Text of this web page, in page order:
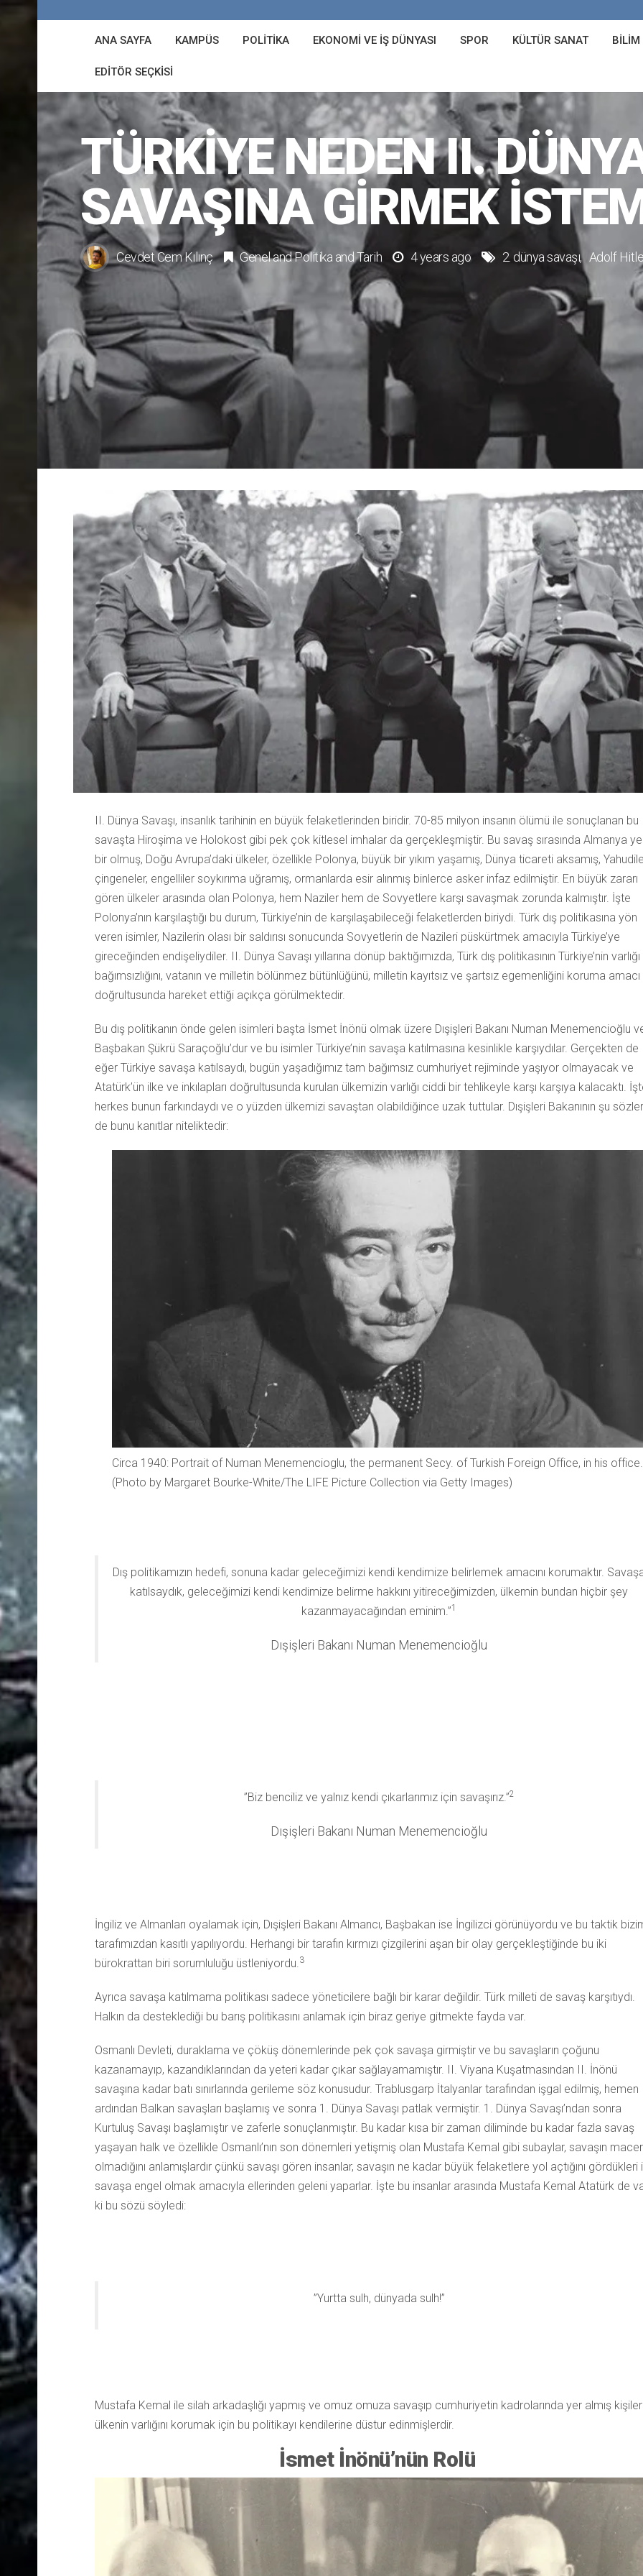
ANA SAYFA KAMPÜS POLITIKA EKONOMI VE İŞ DÜNYASI SPOR KÜLTÜR SANAT BILIM
EDITÖR SEÇKISI
TÜRKIYE NEDEN II.
SAVAŞINA GIRMEK
Cevdet Cem Kılınç GenelandPolitika and Tarih 4 years ago 2. dünya savaşı Adolf
II. Dünya Savaşı, insanlık tarihinin en büyük felaketlerinden biridir. 70-85 milyon insanın ölümü ile sonuçlanan bu
savaşta Hiroşima ve Holokost gibi pek çok kitlesel imhalar da gerçekleşmiştir. Bu savaş sırasında Almanya
bir olmuş, Doğu Avrupa’daki ülkeler, özellikle Polonya, büyük bir yıkım yaşamış, Dünya ticareti aksamış,
çingeneler, engelliler soykırıma uğramış, ormanlarda esir alınmış binlerce asker infaz edilmiştir. En büyük zararı
gören ülkeler arasında olan Polonya, hem Naziler hem de Sovyetlere karşı savaşmak zorunda kalmıştır. İşte
Polonya’nın karşılaştığı bu durum, Türkiye’nin de karşılaşabileceği felaketlerden biriydi. Türk dış politikasına yön
veren isimler, Nazilerin olası bir saldırısı sonucunda Sovyetlerin de Nazileri püskürtmek amacıyla Türkiye’ye
gireceğinden endişeliydiler. II. Dünya Savaşı yıllarına dönüp baktığımızda, Türk dış politikasının Türkiye’nin
bağımsızlığını, vatanın ve milletin bölünmez bütünlüğünü, milletin kayıtsız ve şartsız egemenliğini koruma amacı
doğrultusunda hareket ettiği açıkça görülmektedir.
Bu dış politikanın önde gelen isimleri başta İsmet İnönü olmak üzere Dışişleri Bakanı Numan Menemencioğlu
Başbakan Şükrü Saraçoğlu’dur ve bu isimler Türkiye’nin savaşa katılmasına kesinlikle karşıydılar. Gerçekten de
eğer Türkiye savaşa katılsaydı, bugün yaşadığımız tam bağımsız cumhuriyet rejiminde yaşıyor olmayacak ve
Atatürk’ün ilke ve inkılapları doğrultusunda kurulan ülkemizin varlığı ciddi bir tehlikeyle karşı karşıya kalacaktı.
herkes bunun farkındaydı ve o yüzden ülkemizi savaştan olabildiğince uzak tuttular. Dışişleri Bakanının şu
de bunu kanıtlar niteliktedir:
Circa 1940: Portrait of Numan Menemencioglu, the permanent Secy. of Turkish Foreign Office, in his office.
(Photo by Margaret Bourke-White/The LIFE Picture Collection via Getty Images)
Dış politikamızın hedefi, sonuna kadar geleceğimizi kendi kendimize belirlemek amacını korumaktır.
katılsaydık, geleceğimizi kendi kendimize belirme hakkını yitireceğimizden, ülkemin bundan hiçbir şey
kazanmayacağından eminim.”1
Dışişleri Bakanı Numan Menemencioğlu
”Biz benciliz ve yalnız kendi çıkarlarımız için savaşırız.”2
Dışişleri Bakanı Numan Menemencioğlu
İngiliz ve Almanları oyalamak için, Dışişleri Bakanı Almancı, Başbakan ise İngilizci görünüyordu ve bu taktik
tarafımızdan kasıtlı yapılıyordu. Herhangi bir tarafın kırmızı çizgilerini aşan bir olay gerçekleştiğinde bu iki
bürokrattan biri sorumluluğu üstleniyordu.3
Ayrıca savaşa katılmama politikası sadece yöneticilere bağlı bir karar değildir. Türk milleti de savaş karşıtıydı.
Halkın da desteklediği bu barış politikasını anlamak için biraz geriye gitmekte fayda var.
Osmanlı Devleti, duraklama ve çöküş dönemlerinde pek çok savaşa girmiştir ve bu savaşların çoğunu
kazanamayıp, kazandıklarından da yeteri kadar çıkar sağlayamamıştır. II. Viyana Kuşatmasından II. İnönü
savaşına kadar batı sınırlarında gerileme söz konusudur. Trablusgarp İtalyanlar tarafından işgal edilmiş, hemen
ardından Balkan savaşları başlamış ve sonra 1. Dünya Savaşı patlak vermiştir. 1. Dünya Savaşı’ndan sonra
Kurtuluş Savaşı başlamıştır ve zaferle sonuçlanmıştır. Bu kadar kısa bir zaman diliminde bu kadar fazla savaş
yaşayan halk ve özellikle Osmanlı’nın son dönemleri yetişmiş olan Mustafa Kemal gibi subaylar, savaşın
olmadığını anlamışlardır çünkü savaşı gören insanlar, savaşın ne kadar büyük felaketlere yol açtığını gördükleri
savaşa engel olmak amacıyla ellerinden geleni yaparlar. İşte bu insanlar arasında Mustafa Kemal Atatürk de
ki bu sözü söyledi:
”Yurtta sulh, dünyada sulh!”
Mustafa Kemal ile silah arkadaşlığı yapmış ve omuz omuza savaşıp cumhuriyetin kadrolarında yer almış
ülkenin varlığını korumak için bu politikayı kendilerine düstur edinmişlerdir.
İsmet İnönü’nün Rolü